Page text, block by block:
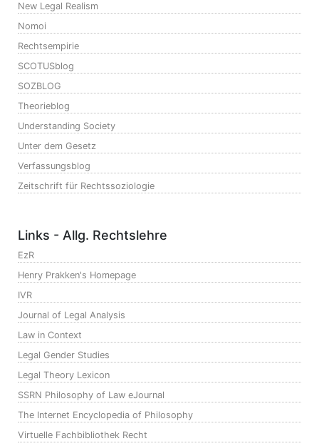
New Legal Realism
Nomoi
Rechtsempirie
SCOTUSblog
SOZBLOG
Theorieblog
Understanding Society
Unter dem Gesetz
Verfassungsblog
Zeitschrift für Rechtssoziologie
Links - Allg. Rechtslehre
EzR
Henry Prakken's Homepage
IVR
Journal of Legal Analysis
Law in Context
Legal Gender Studies
Legal Theory Lexicon
SSRN Philosophy of Law eJournal
The Internet Encyclopedia of Philosophy
Virtuelle Fachbibliothek Recht